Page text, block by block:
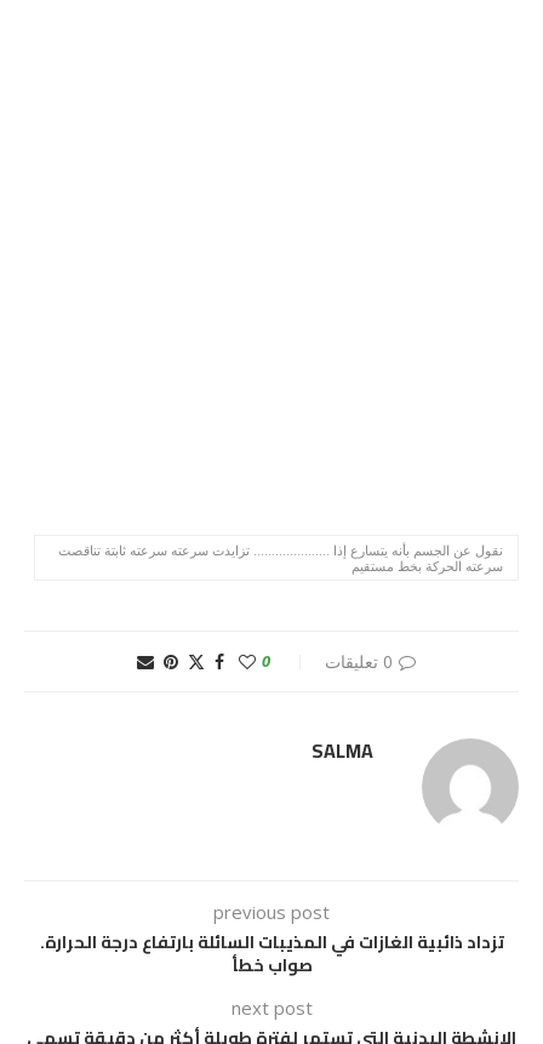
نقول عن الجسم بأنه يتسارع إذا ..................... تزايدت سرعته سرعته ثابتة تناقصت
سرعته الحركة بخط مستقيم
0 تعليقات 0
SALMA
previous post
تزداد ذائبية الغازات في المذيبات السائلة بارتفاع درجة الحرارة.
صواب خطأ
next post
الانشطة البدنية التي تستمر لفترة طويلة أكثر من دقيقة تسمى